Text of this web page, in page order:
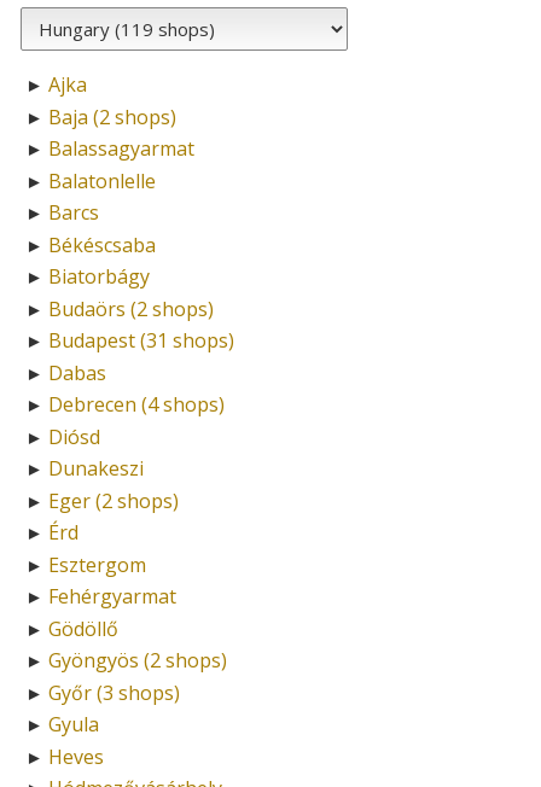
► Ajka
► Baja (2 shops)
► Balassagyarmat
► Balatonlelle
► Barcs
► Békéscsaba
► Biatorbágy
► Budaörs (2 shops)
► Budapest (31 shops)
► Dabas
► Debrecen (4 shops)
► Diósd
► Dunakeszi
► Eger (2 shops)
► Érd
► Esztergom
► Fehérgyarmat
► Gödöllő
► Gyöngyös (2 shops)
► Győr (3 shops)
► Gyula
► Heves